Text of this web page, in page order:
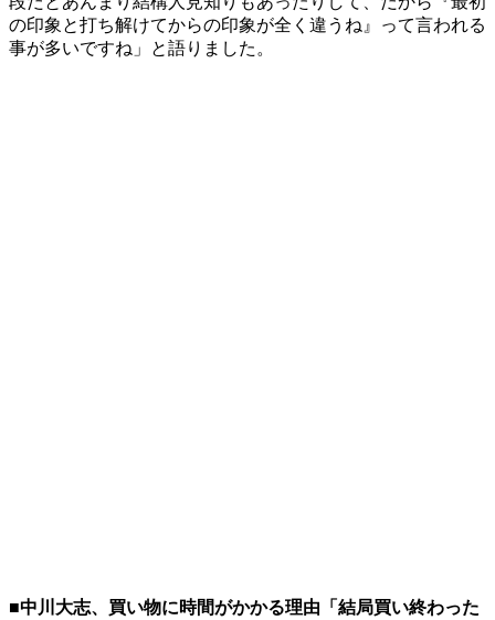
の印象と打ち解けてからの印象が全く違うね』って言われる
事が多いですね」と語りました。
■中川大志、買い物に時間がかかる理由「結局買い終わった